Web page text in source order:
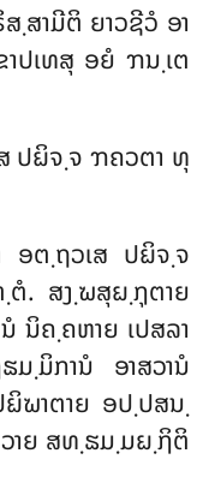
ສາມີຕິ ຍາວຊີວໍ ອາ
ປເທສຸ ອຍໍ ຠນ຺ເຕ
ປຏິຈ຺ຈ ຠຄວຕາ ທຸ
ຕ຺ຖວເສ ປຏິຈ຺ຈ
. ສງ຺ຆສຸຏ຺ຐຸຕາຍ
ນິຄ຺ຄຫາຍ ເປສລາ
ມິການໍ ອາສວານໍ
ຏິຆາຕາຍ ອປ຺ປສນ຺
ວາຍ ສທ຺ຘມ຺ມຏ຺ຐິຕິ